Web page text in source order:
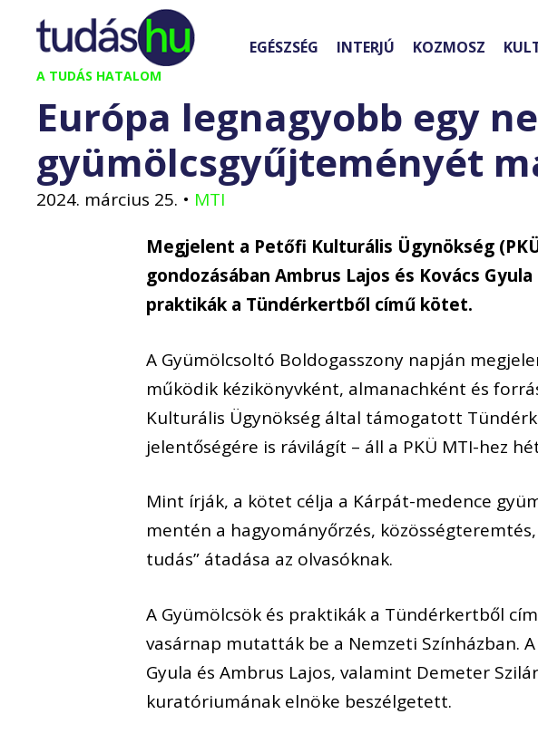
Kilépés
tartalomba
A TUDÁS HATALOM
EGÉSZSÉG INTERJÚ KOZMOSZ
Európa legnagyobb egy
gyümölcsgyűjteményét
2024. március 25. • MTI
Megjelent a Petőfi Kulturális Ügynökség
gondozásában Ambrus Lajos és Kovács
praktikák a Tündérkertből című kötet.
A Gyümölcsoltó Boldogasszony napján
működik kézikönyvként, almanachként és
Kulturális Ügynökség által támogatott
jelentőségére is rávilágít – áll a PKÜ MTI-hez
Mint írják, a kötet célja a Kárpát-medence
mentén a hagyományőrzés,
tudás” átadása az olvasóknak.
A Gyümölcsök és praktikák a Tündérkertből
vasárnap mutatták be a Nemzeti Színházban.
Gyula és Ambrus Lajos, valamint Demeter
kuratóriumának elnöke beszélgetett.